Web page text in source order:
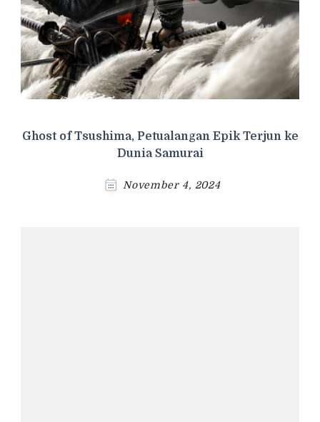
Ghost of Tsushima, Petualangan Epik Terjun ke
Dunia Samurai
November 4, 2024